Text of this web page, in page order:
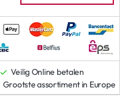
Veilig Online betalen
Grootste assortiment in Europe